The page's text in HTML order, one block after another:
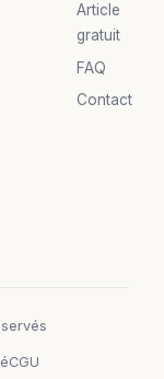
Article
gratuit
FAQ
Contact
CGU